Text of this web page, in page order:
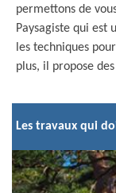
permettons de
Paysagiste qui est
les techniques
plus, il propose
Les travaux qui